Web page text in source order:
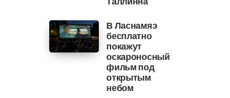
В Ласнамяэ
бесплатно
покажут
оскароносный
фильм под
открытым
небом